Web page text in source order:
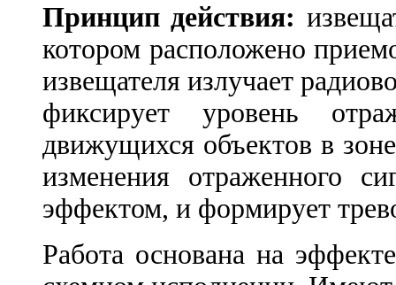
Принцип действия:
котором расположено
извещателя излучает
фиксирует уровень
движущихся объектов в
изменения отраженного
эффектом, и формирует
Работа основана на